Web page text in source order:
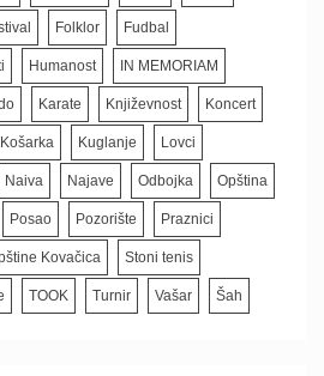
Folklor Fudbal
Humanost IN MEMORIAM
Karate Književnost Koncert
Košarka Kuglanje Lovci
Naiva Najave Odbojka Opština
Posao Pozorište Praznici
Kovačica Stoni tenis
TOOK Turnir Vašar Šah